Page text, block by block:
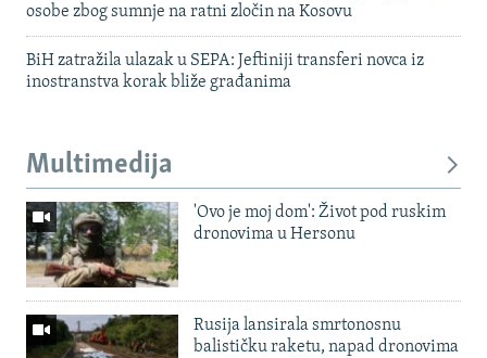
osobe zbog sumnje na ratni zločin na Kosovu
BiH zatražila ulazak u SEPA: Jeftiniji transferi novca iz
inostranstva korak bliže građanima
Multimedija
'Ovo je moj dom': Život pod ruskim
dronovima u Hersonu
Rusija lansirala smrtonosnu
balističku raketu, napad dronovima